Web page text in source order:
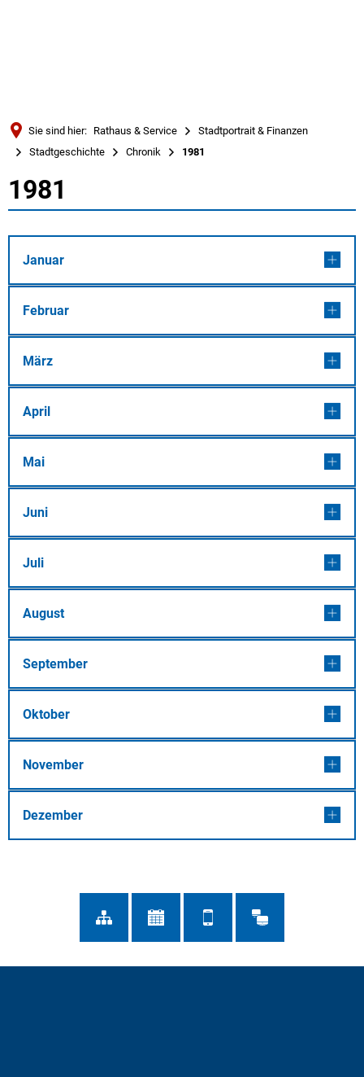
MENÜ
Sie sind hier: Rathaus & Service
Stadtportrait & Finanzen
Stadtgeschichte
Chronik 1981
1981
1981
Januar
Februar
März
April
Mai
Juni
Juli
August
September
Oktober
November
Dezember